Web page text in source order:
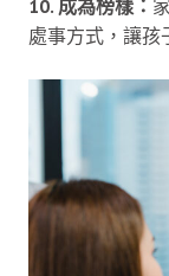
10. 成為榜樣：
處事方式，讓孩